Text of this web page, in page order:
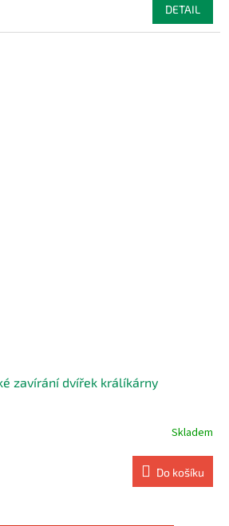
DETAIL
zavírání dvířek králíkárny
Skladem
Do košíku